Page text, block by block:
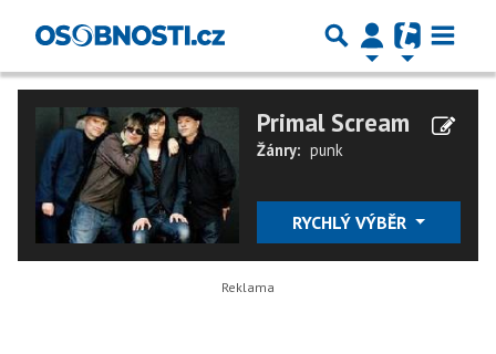
Primal Scream
Žánry: punk
RYCHLÝ VÝBĚR